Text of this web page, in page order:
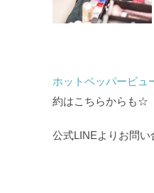
ホットペッパービュ
約はこちらからも☆
公式LINEよりお問